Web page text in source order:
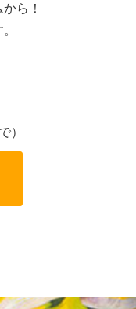
ら！
）